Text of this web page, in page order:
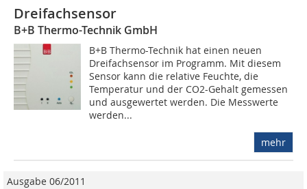
Dreifachsensor
B+B Thermo-Technik GmbH
B+B Thermo-Technik hat einen neuen
Dreifachsensor im Programm. Mit diesem
Sensor kann die relative Feuchte, die
Temperatur und der CO2-Gehalt gemessen
und ausgewertet werden. Die Messwerte
werden...
mehr
Ausgabe 06/2011